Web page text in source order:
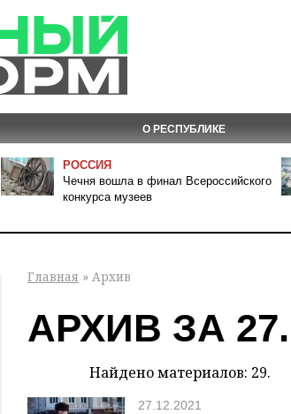
О РЕСПУБЛИКЕ
РОССИЯ
Чечня вошла в финал Всероссийского
конкурса музеев
Главная » Архив
АРХИВ ЗА
Найдено материалов: 29.
27.12.2021